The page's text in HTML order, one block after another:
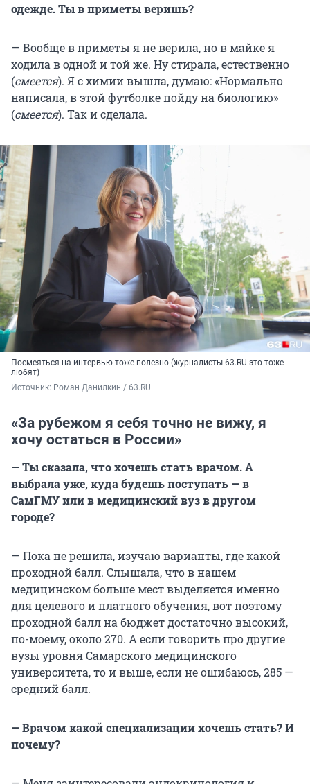
одежде. Ты в приметы веришь?
— Вообще в приметы я не верила, но в майке я
ходила в одной и той же. Ну стирала, естественно
(смеется). Я с химии вышла, думаю: «Нормально
написала, в этой футболке пойду на биологию»
(смеется). Так и сделала.
Посмеяться на интервью тоже полезно (журналисты 63.RU это тоже
любят)
Источник: Роман Данилкин / 63.RU
«За рубежом я себя точно не вижу, я
хочу остаться в России»
— Ты сказала, что хочешь стать врачом. А
выбрала уже, куда будешь поступать — в
СамГМУ или в медицинский вуз в другом
городе?
— Пока не решила, изучаю варианты, где какой
проходной балл. Слышала, что в нашем
медицинском больше мест выделяется именно
для целевого и платного обучения, вот поэтому
проходной балл на бюджет достаточно высокий,
по-моему, около 270. А если говорить про другие
вузы уровня Самарского медицинского
университета, то и выше, если не ошибаюсь, 285 —
средний балл.
— Врачом какой специализации хочешь стать? И
почему?